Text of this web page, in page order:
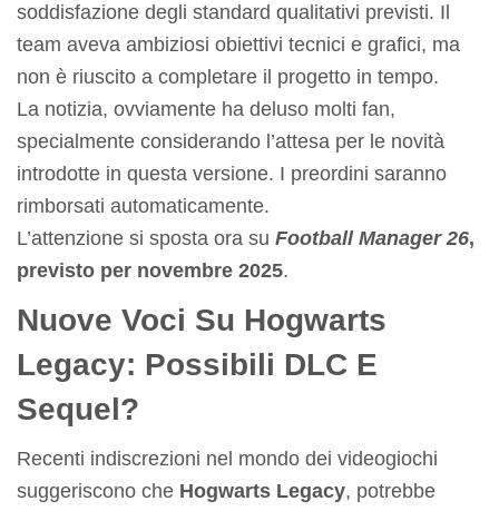
soddisfazione degli standard qualitativi previsti. Il
team aveva ambiziosi obiettivi tecnici e grafici, ma
non è riuscito a completare il progetto in tempo.
La notizia, ovviamente ha deluso molti fan,
specialmente considerando l’attesa per le novità
introdotte in questa versione. I preordini saranno
rimborsati automaticamente.
L’attenzione si sposta ora su Football Manager 26,
previsto per novembre 2025.
Nuove Voci Su Hogwarts
Legacy: Possibili DLC E
Sequel?
Recenti indiscrezioni nel mondo dei videogiochi
suggeriscono che Hogwarts Legacy, potrebbe